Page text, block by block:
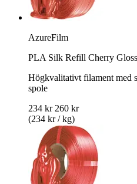
AzureFilm
PLA Silk Refill Cherry Gloss
Högkvalitativt filament med
spole
234 kr 260 kr
(234 kr / kg)